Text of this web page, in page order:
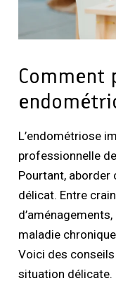
Comment
L’endométriose
professionnelle
Pourtant, aborder
délicat. Entre
maladie
Voici des
situation délicate.